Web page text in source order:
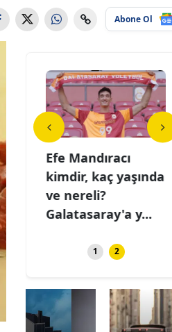
Abone Ol
Efe Mandıracı
kimdir, kaç yaşında
ve nereli?
Galatasaray'a y...
1 2